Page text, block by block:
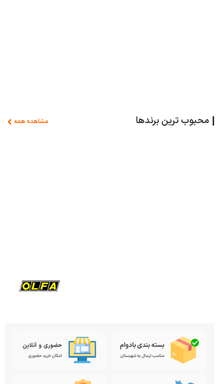
محبوب ترین برندها مشاهده همه